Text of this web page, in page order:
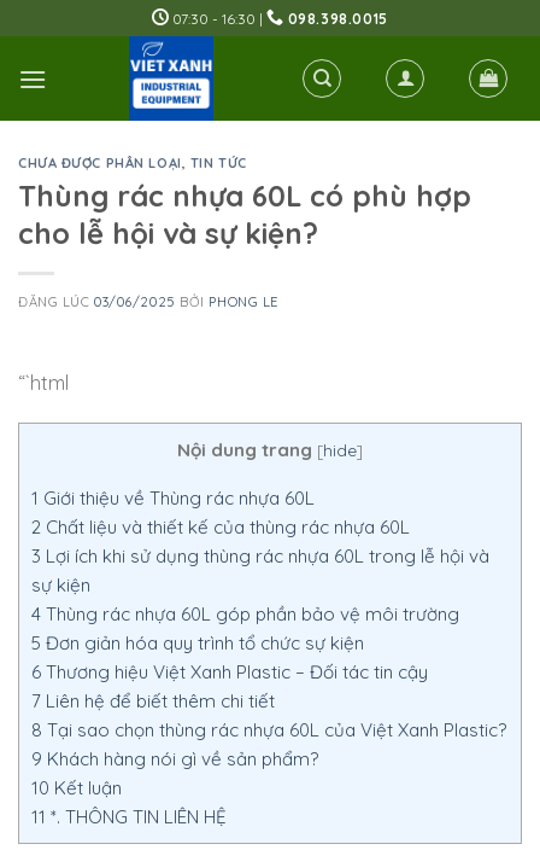
to
content
07:30 - 16:30 | 098.398.0015
CHƯA ĐƯỢC PHÂN LOẠI, TIN TỨC
Thùng rác nhựa 60L có phù hợp
cho lễ hội và sự kiện?
ĐĂNG LÚC03/06/2025 BỞI PHONG LE
“`html
Nội dung trang [hide]
1 Giới thiệu về Thùng rác nhựa 60L
2 Chất liệu và thiết kế của thùng rác nhựa 60L
3 Lợi ích khi sử dụng thùng rác nhựa 60L trong lễ hội và
sự kiện
4 Thùng rác nhựa 60L góp phần bảo vệ môi trường
5 Đơn giản hóa quy trình tổ chức sự kiện
6 Thương hiệu Việt Xanh Plastic – Đối tác tin cậy
7 Liên hệ để biết thêm chi tiết
8 Tại sao chọn thùng rác nhựa 60L của Việt Xanh Plastic?
9 Khách hàng nói gì về sản phẩm?
10 Kết luận
11 *. THÔNG TIN LIÊN HỆ